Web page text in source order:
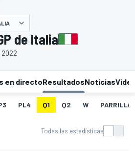
de Italia
en directoResultadosNoticias
PL4 Q1 Q2 W PARRILLA
Todas las estadísticas